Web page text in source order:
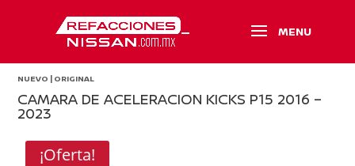
NUEVO | ORIGINAL
CAMARA DE ACELERACION KICKS P15 2016 –
2023
¡Oferta!